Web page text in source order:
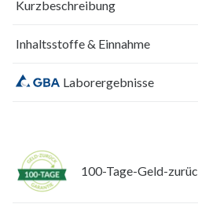
Kurzbeschreibung
Inhaltsstoffe & Einnahme
Laborergebnisse
100-Tage-Geld-